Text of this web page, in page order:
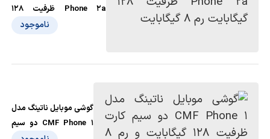
Phone 2a ظرفیت 128
ناموجود
گوشی موبایل ناتینگ مدل
CMF Phone 1 دو سیم